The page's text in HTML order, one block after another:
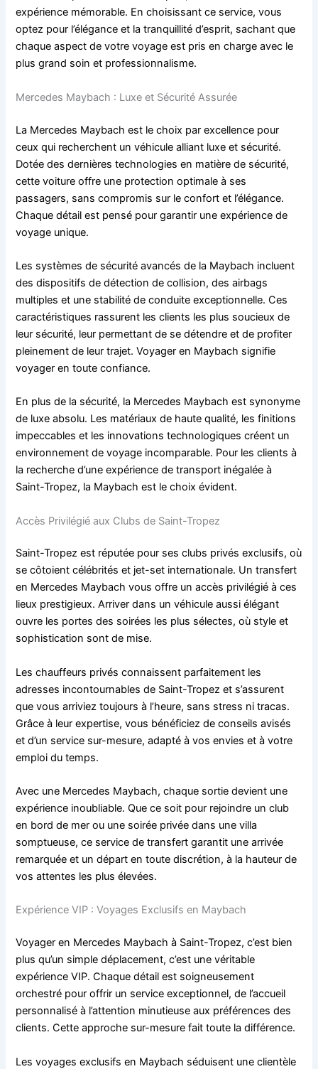
expérience mémorable. En choisissant ce service, vous
optez pour l’élégance et la tranquillité d’esprit, sachant que
chaque aspect de votre voyage est pris en charge avec le
plus grand soin et professionnalisme.
Mercedes Maybach : Luxe et Sécurité Assurée
La Mercedes Maybach est le choix par excellence pour
ceux qui recherchent un véhicule alliant luxe et sécurité.
Dotée des dernières technologies en matière de sécurité,
cette voiture offre une protection optimale à ses
passagers, sans compromis sur le confort et l’élégance.
Chaque détail est pensé pour garantir une expérience de
voyage unique.
Les systèmes de sécurité avancés de la Maybach incluent
des dispositifs de détection de collision, des airbags
multiples et une stabilité de conduite exceptionnelle. Ces
caractéristiques rassurent les clients les plus soucieux de
leur sécurité, leur permettant de se détendre et de profiter
pleinement de leur trajet. Voyager en Maybach signifie
voyager en toute confiance.
En plus de la sécurité, la Mercedes Maybach est synonyme
de luxe absolu. Les matériaux de haute qualité, les finitions
impeccables et les innovations technologiques créent un
environnement de voyage incomparable. Pour les clients à
la recherche d’une expérience de transport inégalée à
Saint-Tropez, la Maybach est le choix évident.
Accès Privilégié aux Clubs de Saint-Tropez
Saint-Tropez est réputée pour ses clubs privés exclusifs, où
se côtoient célébrités et jet-set internationale. Un transfert
en Mercedes Maybach vous offre un accès privilégié à ces
lieux prestigieux. Arriver dans un véhicule aussi élégant
ouvre les portes des soirées les plus sélectes, où style et
sophistication sont de mise.
Les chauffeurs privés connaissent parfaitement les
adresses incontournables de Saint-Tropez et s’assurent
que vous arriviez toujours à l’heure, sans stress ni tracas.
Grâce à leur expertise, vous bénéficiez de conseils avisés
et d’un service sur-mesure, adapté à vos envies et à votre
emploi du temps.
Avec une Mercedes Maybach, chaque sortie devient une
expérience inoubliable. Que ce soit pour rejoindre un club
en bord de mer ou une soirée privée dans une villa
somptueuse, ce service de transfert garantit une arrivée
remarquée et un départ en toute discrétion, à la hauteur de
vos attentes les plus élevées.
Expérience VIP : Voyages Exclusifs en Maybach
Voyager en Mercedes Maybach à Saint-Tropez, c’est bien
plus qu’un simple déplacement, c’est une véritable
expérience VIP. Chaque détail est soigneusement
orchestré pour offrir un service exceptionnel, de l’accueil
personnalisé à l’attention minutieuse aux préférences des
clients. Cette approche sur-mesure fait toute la différence.
Les voyages exclusifs en Maybach séduisent une clientèle